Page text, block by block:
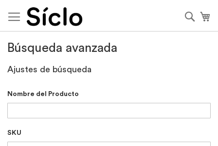
al
contenido
Búsqueda avanzada
Ajustes de búsqueda
Nombre del Producto
SKU